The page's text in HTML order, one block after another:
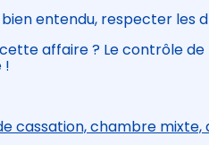
entendu, respecter les
affaire ? Le contrôle
!
cassation, chambre mixte,